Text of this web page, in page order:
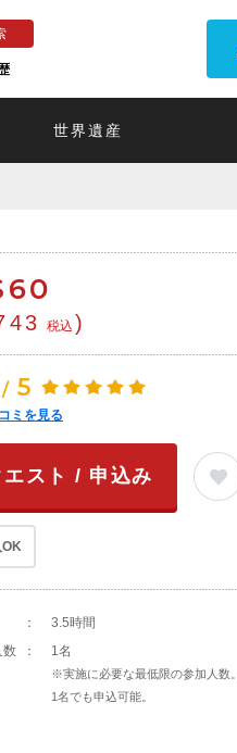
世界遺産
60
税込 )
/ 5
ミを見る
エスト / 申込み
：
3.5時間
数
： 1名
※実施に必要な最低限の参加人数。
1名でも申込可能。